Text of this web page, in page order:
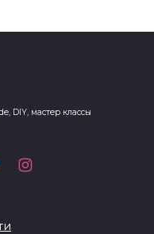
DIY, мастер классы